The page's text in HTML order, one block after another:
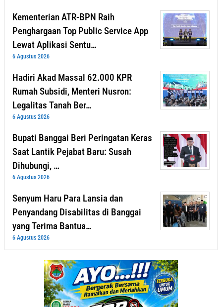
Kementerian ATR-BPN Raih
Penghargaan Top Public Service App
Lewat Aplikasi Sentu…
6 Agustus 2026
Hadiri Akad Massal 62.000 KPR
Rumah Subsidi, Menteri Nusron:
Legalitas Tanah Ber…
6 Agustus 2026
Bupati Banggai Beri Peringatan Keras
Saat Lantik Pejabat Baru: Susah
Dihubungi, …
6 Agustus 2026
Senyum Haru Para Lansia dan
Penyandang Disabilitas di Banggai
yang Terima Bantua…
6 Agustus 2026